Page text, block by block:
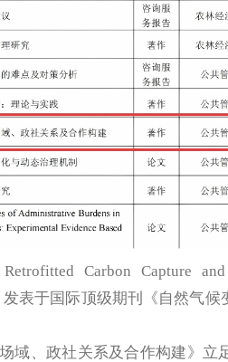
Carbon Capture and
表于国际顶级期刊《自然气
域、政社关系及合作构建》立